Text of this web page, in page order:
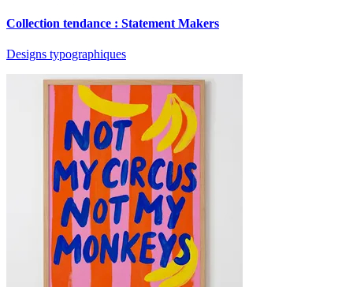
Collection tendance : Statement Makers
Designs typographiques